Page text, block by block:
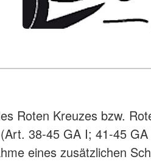
Roten Kreuzes bzw.
38-45 GA I; 41-45
eines zusätzlichen